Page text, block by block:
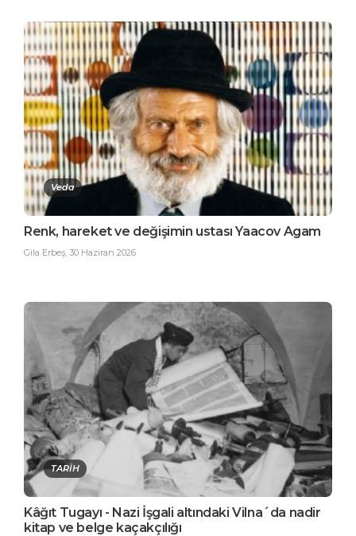
Veda
Renk, hareket ve değişimin ustası Yaacov Agam
Gila Erbeş, 30 Haziran 2026
TARİH
Kâğıt Tugayı - Nazi İşgali altındaki Vilna´da nadir
kitap ve belge kaçakçılığı